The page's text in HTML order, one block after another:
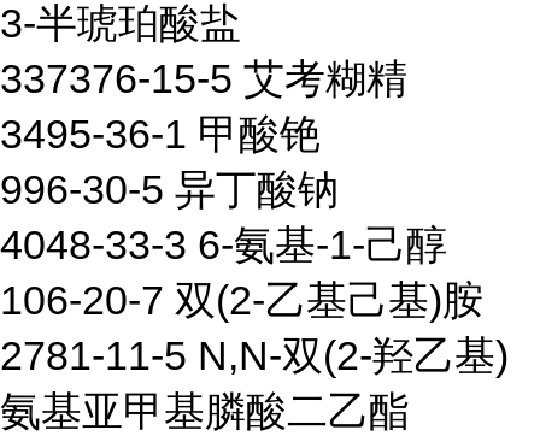
3-半琥珀酸盐
337376-15-5 艾考糊精
3495-36-1 甲酸铯
996-30-5 异丁酸钠
4048-33-3 6-氨基-1-己醇
106-20-7 双(2-乙基己基)胺
2781-11-5 N,N-双(2-羟乙基)
氨基亚甲基膦酸二乙酯